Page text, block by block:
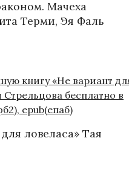
Мачеха
Терми, Эя Фаль
ловеласа» Тая